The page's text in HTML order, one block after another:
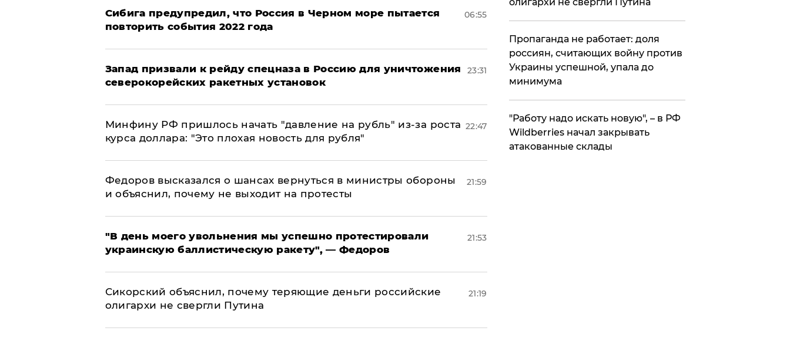
Сибига предупредил, что Россия в Черном море пытается
повторить события 2022 года
06:55
Запад призвали к рейду спецназа в Россию для уничтожения
северокорейских ракетных установок
23:31
Минфину РФ пришлось начать "давление на рубль" из-за роста
курса доллара: "Это плохая новость для рубля"
22:47
Федоров высказался о шансах вернуться в министры обороны
и объяснил, почему не выходит на протесты
21:59
​"В день моего увольнения мы успешно протестировали
украинскую баллистическую ракету", — Федоров
21:53
Сикорский объяснил, почему теряющие деньги российские
олигархи не свергли Путина
21:19
​Пропаганда не работает: доля
россиян, считающих войну против
Украины успешной, упала до
минимума
"Работу надо искать новую", – в РФ
Wildberries начал закрывать
атакованные склады